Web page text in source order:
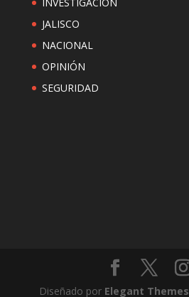
JALISCO
NACIONAL
OPINIÓN
SEGURIDAD
Diseñado por Elegant Themes